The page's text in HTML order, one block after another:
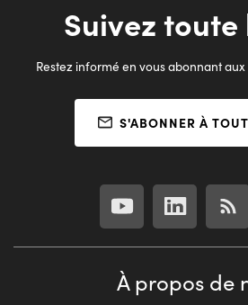
Suivez
Restez informé en vous abonnant aux
S'ABONNER À
À propos de